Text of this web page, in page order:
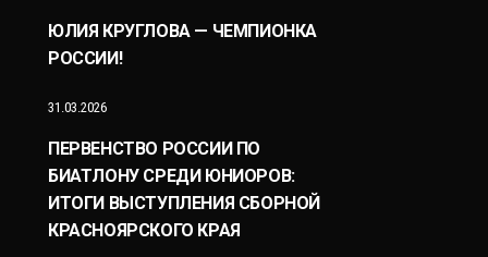
ЮЛИЯ КРУГЛОВА — ЧЕМПИОНКА
РОССИИ!
31.03.2026
ПЕРВЕНСТВО РОССИИ ПО
БИАТЛОНУ СРЕДИ ЮНИОРОВ:
ИТОГИ ВЫСТУПЛЕНИЯ СБОРНОЙ
КРАСНОЯРСКОГО КРАЯ